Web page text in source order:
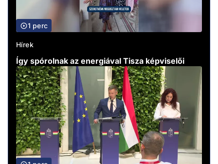
1 perc
Hírek
Így spórolnak az energiával Tisza képviselői